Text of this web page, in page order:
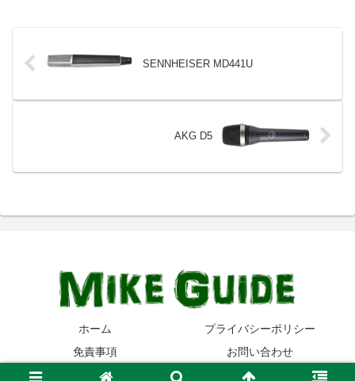
SENNHEISER MD441U
AKG D5
ホーム
プライバシーポリシー
免責事項
お問い合わせ